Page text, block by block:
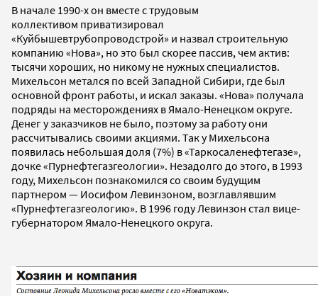
В начале 1990-х он вместе с трудовым
коллективом приватизировал
«Куйбышевтрубопроводстрой» и назвал строительную
компанию «Нова», но это был скорее пассив, чем актив:
тысячи хороших, но никому не нужных специалистов.
Михельсон метался по всей Западной Сибири, где был
основной фронт работы, и искал заказы. «Нова» получала
подряды на месторождениях в Ямало-Ненецком округе.
Денег у заказчиков не было, поэтому за работу они
рассчитывались своими акциями. Так у Михельсона
появилась небольшая доля (7%) в «Таркосаленефтегазе»,
дочке «Пурнефтегазгеологии». Незадолго до этого, в 1993
году, Михельсон познакомился со своим будущим
партнером — Иосифом Левинзоном, возглавлявшим
«Пурнефтегазгеологию». В 1996 году Левинзон стал вице-
губернатором Ямало-Ненецкого округа.